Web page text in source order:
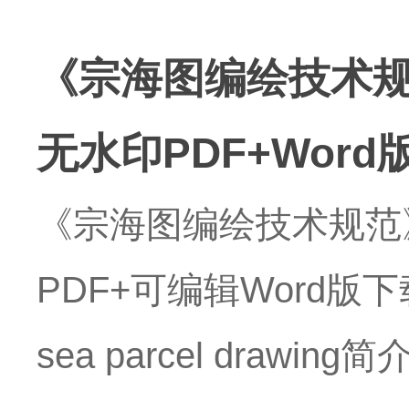
《宗海图编绘技术
无水印PDF+Word
《宗海图编绘技术规
PDF+可编辑Word版
sea parcel drawing简